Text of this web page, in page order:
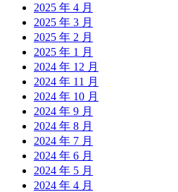
2025 年 4 月
2025 年 3 月
2025 年 2 月
2025 年 1 月
2024 年 12 月
2024 年 11 月
2024 年 10 月
2024 年 9 月
2024 年 8 月
2024 年 7 月
2024 年 6 月
2024 年 5 月
2024 年 4 月